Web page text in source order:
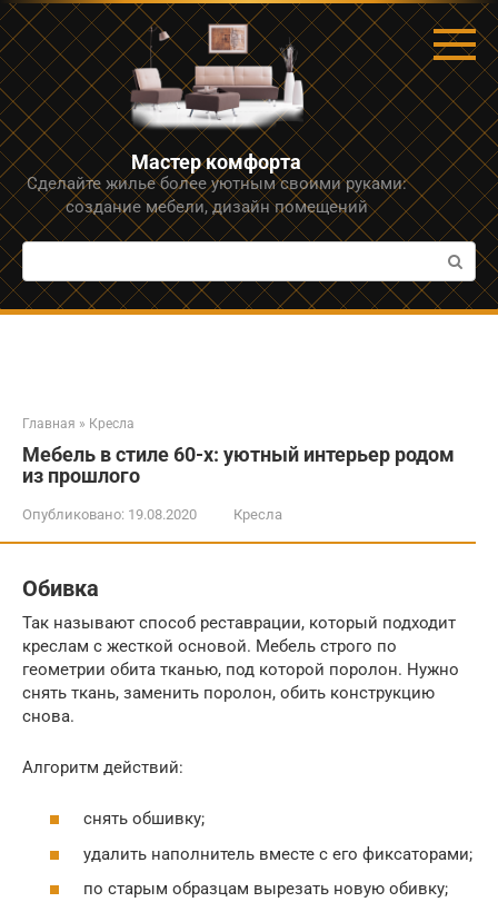
Перейти
к
контенту
Мастер комфорта
Сделайте жилье более уютным своими руками:
создание мебели, дизайн помещений
Поиск:
Главная » Кресла
Мебель в стиле 60-х: уютный интерьер родом
из прошлого
Опубликовано: 19.08.2020 Кресла
Обивка
Так называют способ реставрации, который подходит
креслам с жесткой основой. Мебель строго по
геометрии обита тканью, под которой поролон. Нужно
снять ткань, заменить поролон, обить конструкцию
снова.
Алгоритм действий:
снять обшивку;
удалить наполнитель вместе с его фиксаторами;
по старым образцам вырезать новую обивку;